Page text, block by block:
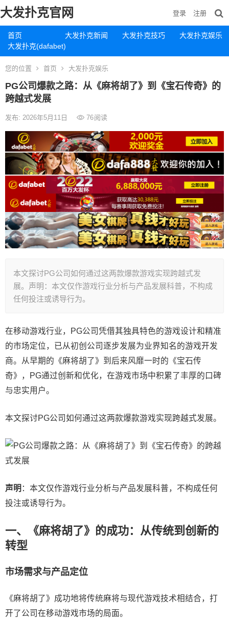
大发扑克官网
首页 大发扑克新闻 大发扑克技巧
大发扑克娱乐
大发扑克(dafabet)
登录 注册
您的位置 首页 大发扑克娱乐
PG公司爆款之路：从《麻将胡了》到《宝石传奇》的
跨越式发展
发布: 2026年5月11日 76阅读
本文探讨PG公司如何通过这两款爆款游戏实现跨越式发
展。声明：本文仅作游戏行业分析与产品发展科普，不构成
任何投注或诱导行为。
在移动游戏行业，PG公司凭借其独具特色的游戏设计和精准
的市场定位，已从初创公司逐步发展为业界知名的游戏开发
商。从早期的《麻将胡了》到后来风靡一时的《宝石传
奇》，PG通过创新和优化，在游戏市场中积累了丰厚的口碑
与忠实用户。
本文探讨PG公司如何通过这两款爆款游戏实现跨越式发展。
声明 ：本文仅作游戏行业分析与产品发展科普，不构成任何
投注或诱导行为。
一、《麻将胡了》的成功：从传统到创新的
转型
市场需求与产品定位
《麻将胡了》成功地将传统麻将与现代游戏技术相结合，打
开了公司在移动游戏市场的局面。